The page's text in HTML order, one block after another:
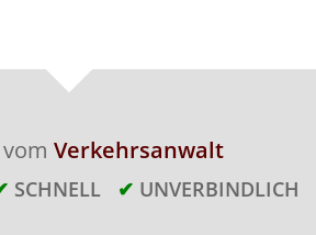
Verkehrsanwalt
SCHNELL ✔ UNVERBINDLICH